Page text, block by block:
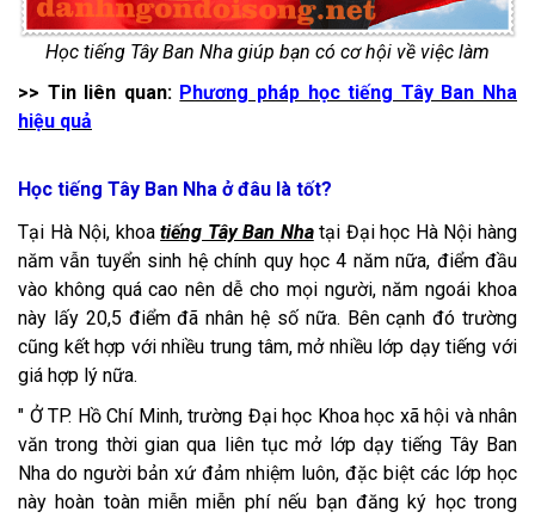
Học tiếng Tây Ban Nha giúp bạn có cơ hội về việc làm
>> Tin liên quan: Phương pháp học tiếng Tây Ban Nha
hiệu quả
Học tiếng Tây Ban Nha ở đâu là tốt?
Tại Hà Nội, khoatiếng Tây Ban Nha tại Đại học Hà Nội hàng
năm vẫn tuyển sinh hệ chính quy học 4 năm nữa, điểm đầu
vào không quá cao nên dễ cho mọi người, năm ngoái khoa
này lấy 20,5 điểm đã nhân hệ số nữa. Bên cạnh đó trường
cũng kết hợp với nhiều trung tâm, mở nhiều lớp dạy tiếng với
giá hợp lý nữa.
" Ở TP. Hồ Chí Minh, trường Đại học Khoa học xã hội và nhân
văn trong thời gian qua liên tục mở lớp dạy tiếng Tây Ban
Nha do người bản xứ đảm nhiệm luôn, đặc biệt các lớp học
này hoàn toàn miễn miễn phí nếu bạn đăng ký học trong